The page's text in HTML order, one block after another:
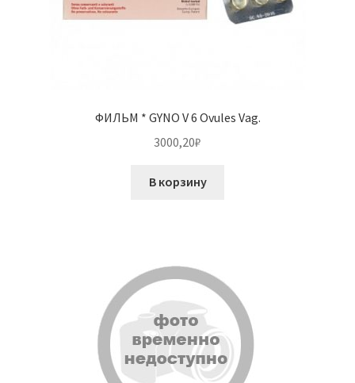
ФИЛЬМ * GYNO V 6 Ovules Vag.
3000,20₽
В корзину